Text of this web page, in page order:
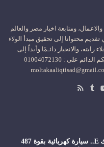
ومتابعة اخبار مصر والعالم
محتوانا إلى تحقيق مبدأ الولاء
والانحياز دائـمًا وأبداً إلى
المصداقية والشفافية.. نرحب تواصلكم الدائم على : 01004072130
‫YouTube
فورد موستنج ماك E.. سيارة كهربائية بقوة 487